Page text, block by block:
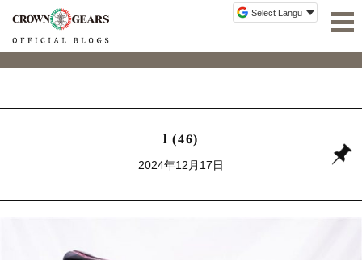
l (46)
2024年12月17日